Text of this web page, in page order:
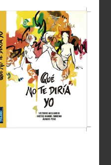
diría yo
maquetación